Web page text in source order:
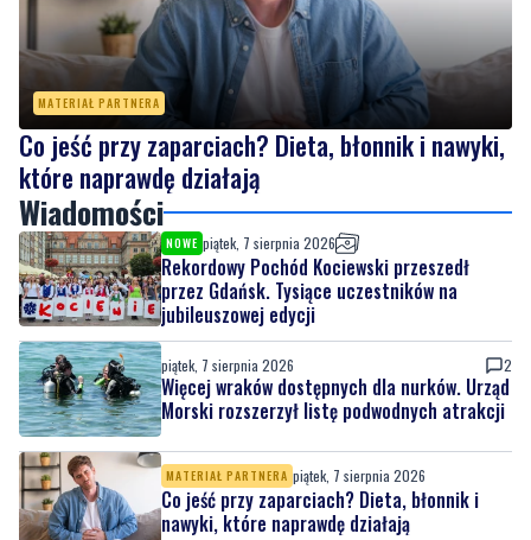
MATERIAŁ PARTNERA
Co jeść przy zaparciach? Dieta, błonnik i nawyki,
które naprawdę działają
Wiadomości
NOWE piątek, 7 sierpnia 2026
Rekordowy Pochód Kociewski przeszedł
przez Gdańsk. Tysiące uczestników na
jubileuszowej edycji
piątek, 7 sierpnia 2026 2
Więcej wraków dostępnych dla nurków. Urząd
Morski rozszerzył listę podwodnych atrakcji
MATERIAŁ PARTNERA piątek, 7 sierpnia 2026
Co jeść przy zaparciach? Dieta, błonnik i
nawyki, które naprawdę działają